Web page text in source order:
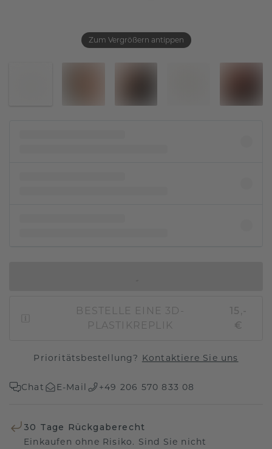
Zum Vergrößern antippen
BESTELLE EINE 3D-
PLASTIKREPLIK
15,-
€
Prioritätsbestellung? Kontaktiere Sie uns
Chat E-Mail +49 206 570 833 08
30 Tage Rückgaberecht
Einkaufen ohne Risiko. Sind Sie nicht